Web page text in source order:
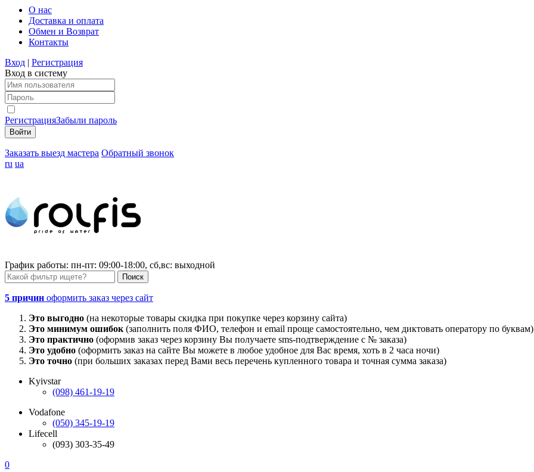
О нас
Доставка и оплата
Обмен и Возврат
Контакты
Вход | Регистрация
Вход в систему
РегистрацияЗабыли пароль
Заказать выезд мастера Обратный звонок
ru ua
График работы: пн-пт: 09:00-18:00, сб,вс: выходной
5 причин оформить заказ через сайт
Это выгодно (на некоторые товары скидка при покупке через корзину сайта)
Это минимум ошибок (заполнить поля ФИО, телефон и email проще самостоятельно, чем диктовать оператору по буквам)
Это практично (оформив заказ через корзину Вы получаете sms-подтверждение с № заказа)
Это удобно (оформить заказ на сайте Вы можете в любое удобное для Вас время, хоть в 2 часа ночи)
Это точно (при больших заказах перед Вами весь перечень купленного товара и точная сумма заказа)
Kyivstar
(098) 461-19-19
Vodafone
(050) 345-19-19
Lifecell
(093) 303-35-49
0